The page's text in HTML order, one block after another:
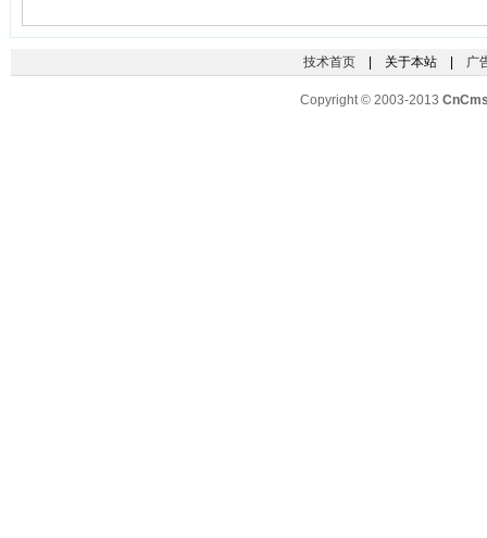
技术首页| 关于本站 | 广
Copyright © 2003-2013